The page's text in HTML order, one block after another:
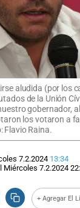
aludida (por los
de la Unión
gobernador,
los votaron a
Flavio Raina.
7.2.2024 13:34
Miércoles 7.2.2024
+ Agregar El